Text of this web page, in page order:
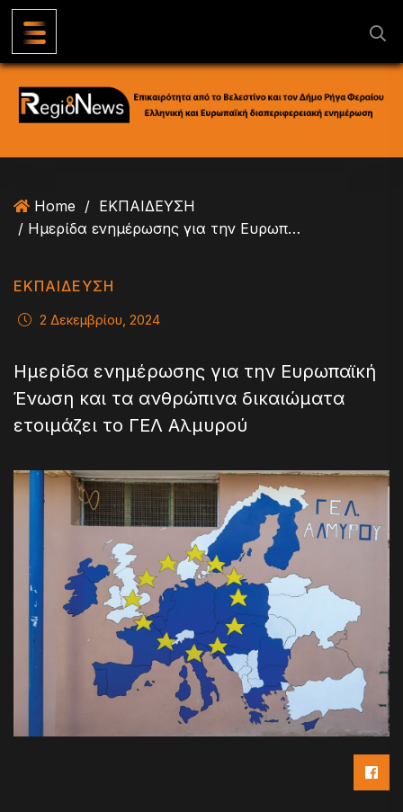
Home / ΕΚΠΑΙΔΕΥΣΗ
/ Ημερίδα ενημέρωσης για την Ευρωπαϊκή Ένωση και τα ανθρώπινα δικαιώματα ετοιμάζει το ΓΕΛ Αλμυρού
ΕΚΠΑΙΔΕΥΣΗ
2 Δεκεμβρίου, 2024
Ημερίδα ενημέρωσης για την Ευρωπαϊκή
Ένωση και τα ανθρώπινα δικαιώματα
ετοιμάζει το ΓΕΛ Αλμυρού